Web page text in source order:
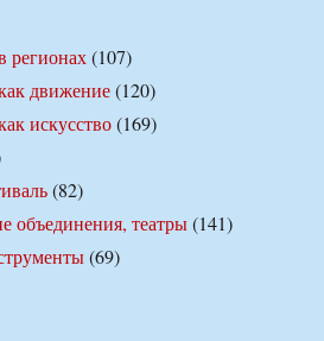
регионах(107)
движение(120)
искусство(169)
(82)
объединения, театры(141)
(69)